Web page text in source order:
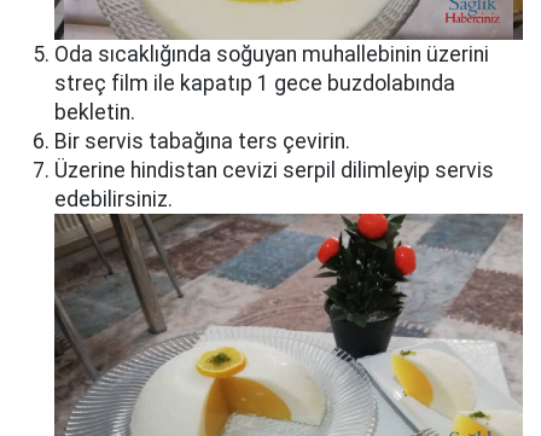
Oda sıcaklığında soğuyan muhallebinin üzerini
streç film ile kapatıp 1 gece buzdolabında
bekletin.
Bir servis tabağına ters çevirin.
Üzerine hindistan cevizi serpil dilimleyip servis
edebilirsiniz.